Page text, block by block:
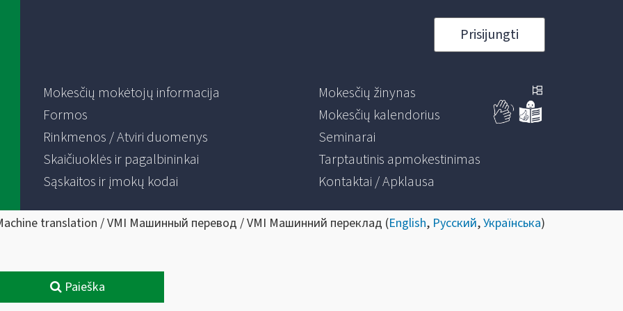
Prisijungti
Mokesčių mokėtojų informacija
Formos
Rinkmenos / Atviri duomenys
Skaičiuoklės ir pagalbininkai
Sąskaitos ir įmokų kodai
Mokesčių žinynas
Mokesčių kalendorius
Seminarai
Tarptautinis apmokestinimas
Kontaktai / Apklausa
translation / VMI Машинный перевод / VMI Машинний переклад (English, Русский,Українська)
Paieška